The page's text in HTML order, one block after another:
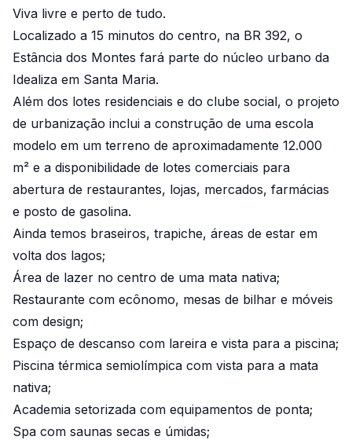
Viva livre e perto de tudo.
Localizado a 15 minutos do centro, na BR 392, o
Estância dos Montes fará parte do núcleo urbano da
Idealiza em Santa Maria.
Além dos lotes residenciais e do clube social, o projeto
de urbanização inclui a construção de uma escola
modelo em um terreno de aproximadamente 12.000
m² e a disponibilidade de lotes comerciais para
abertura de restaurantes, lojas, mercados, farmácias
e posto de gasolina.
Ainda temos braseiros, trapiche, áreas de estar em
volta dos lagos;
Área de lazer no centro de uma mata nativa;
Restaurante com ecônomo, mesas de bilhar e móveis
com design;
Espaço de descanso com lareira e vista para a piscina;
Piscina térmica semiolímpica com vista para a mata
nativa;
Academia setorizada com equipamentos de ponta;
Spa com saunas secas e úmidas;